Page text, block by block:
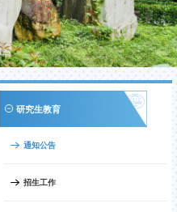
研究生教育
通知公告
招生工作